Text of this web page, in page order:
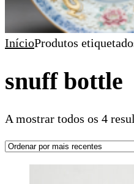
InícioProdutos
snuff bottle
A mostrar todos os 4